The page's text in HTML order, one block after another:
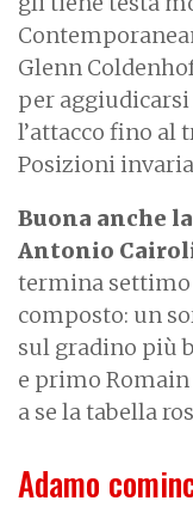
Glenn
per
l’attacco fino al
Posizioni
Buona anche
Antonio
termina settimo
composto: un
sul gradino più
e primo
a se la tabella
Adamo